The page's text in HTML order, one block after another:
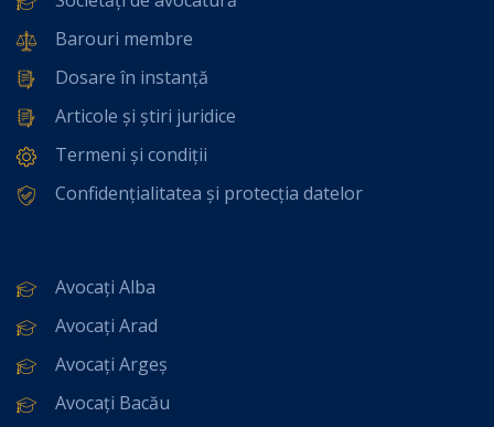
Barouri membre
Dosare în instanță
Articole și știri juridice
Termeni și condiții
Confidențialitatea și protecția datelor
Avocați Alba
Avocați Arad
Avocați Argeș
Avocați Bacău